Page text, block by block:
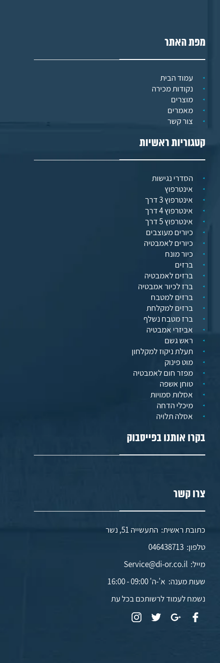
מפת האתר
עמוד הבית
נקודות מכירה
מוצרים
מאמרים
צור קשר
קטגוריות ראשיות
הסדרי נגישות
אינטרפוץ
אינטרפוץ 3 דרך
אינטרפוץ 4 דרך
אינטרפוץ 5 דרך
כיורים מעוצבים
כיורים לאמבטיה
כיור מונח
ברזים
ברזים לאמבטיה
ברז לכיור אמבטיה
ברזים למטבח
ברזים למקלחת
ברז מטבח נשלף
אביזרי אמבטיה
ראש גשם
תעלת ניקוז למקלחון
מוט פינוק
מפזר חום לאמבטיה
טוחן אשפה
אסלות סמויות
מיכלי הדחה
אסלה תלויה
בקרו אותנו בפייסבוק
צרו קשר
כתובת ראשית: התעשייה 51, נשר
טלפון:046438713
מייל:Service@di-or.co.il
שעות מענה: א'-ה' 09:00 - 16:00
נשמח לעמוד לרשותכם בכל עת